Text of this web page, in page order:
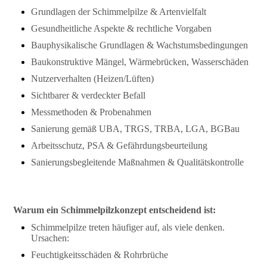
Grundlagen der Schimmelpilze & Artenvielfalt
Gesundheitliche Aspekte & rechtliche Vorgaben
Bauphysikalische Grundlagen & Wachstumsbedingungen
Baukonstruktive Mängel, Wärmebrücken, Wasserschäden
Nutzerverhalten (Heizen/Lüften)
Sichtbarer & verdeckter Befall
Messmethoden & Probenahmen
Sanierung gemäß UBA, TRGS, TRBA, LGA, BGBau
Arbeitsschutz, PSA & Gefährdungsbeurteilung
Sanierungsbegleitende Maßnahmen & Qualitätskontrolle
Warum ein Schimmelpilzkonzept entscheidend ist:
Schimmelpilze treten häufiger auf, als viele denken.
Ursachen:
Feuchtigkeitsschäden & Rohrbrüche